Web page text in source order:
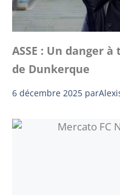
ASSE : Un danger
de Dunkerque
6 décembre 2025 par